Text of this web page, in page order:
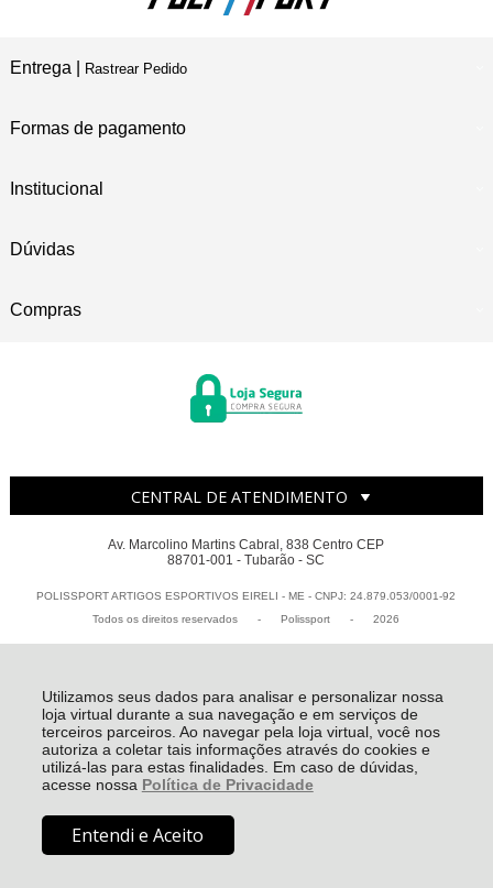
Utilizamos seus dados para analisar e personalizar nossa
loja virtual durante a sua navegação e em serviços de
terceiros parceiros. Ao navegar pela loja virtual, você nos
autoriza a coletar tais informações através do cookies e
utilizá-las para estas finalidades. Em caso de dúvidas,
acesse nossa Política de Privacidade
Entendi e Aceito
Entrega | Rastrear Pedido
Formas de pagamento
Institucional
Dúvidas
Compras
CENTRAL DE ATENDIMENTO
Av. Marcolino Martins Cabral, 838 Centro CEP
88701-001 - Tubarão - SC
POLISSPORT ARTIGOS ESPORTIVOS EIRELI - ME - CNPJ: 24.879.053/0001-92
Todos os direitos reservados
- Polissport - 2026